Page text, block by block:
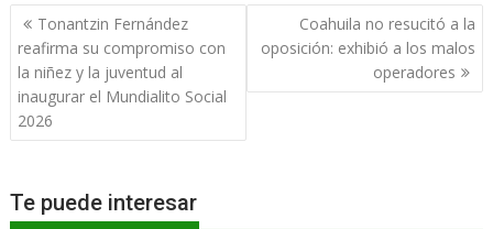
Navegación
de
entradas
Tonantzin Fernández
reafirma su compromiso con
la niñez y la juventud al
inaugurar el Mundialito Social
2026
Coahuila no resucitó a la
oposición: exhibió a los malos
operadores
Te puede interesar